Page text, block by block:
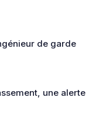
de garde
une alerte